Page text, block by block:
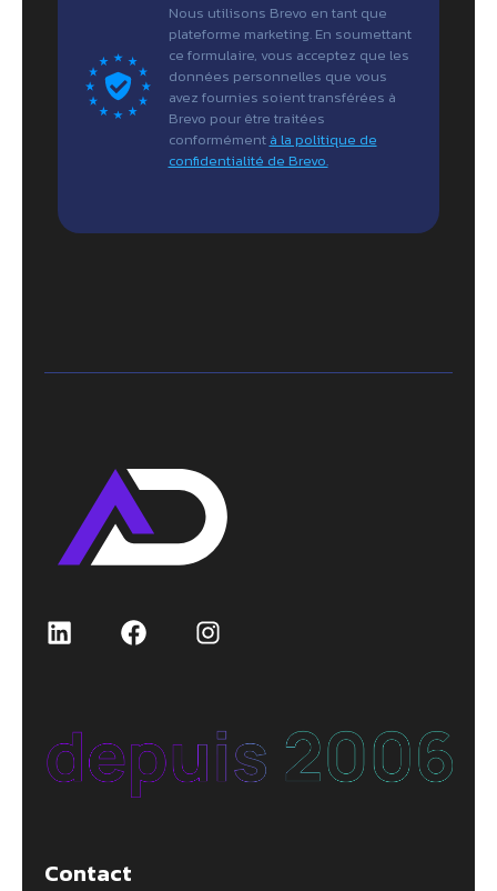
Nous utilisons Brevo en tant que
plateforme marketing. En soumettant
ce formulaire, vous acceptez que les
données personnelles que vous
avez fournies soient transférées à
Brevo pour être traitées
conformément à la politique de
confidentialité de Brevo.
Contact